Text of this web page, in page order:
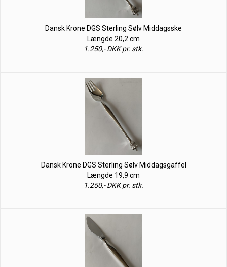
Dansk Krone DGS Sterling Sølv Middagsske
Længde 20,2 cm
1.250,- DKK pr. stk.
Dansk Krone DGS Sterling Sølv Middagsgaffel
Længde 19,9 cm
1.250,- DKK pr. stk.